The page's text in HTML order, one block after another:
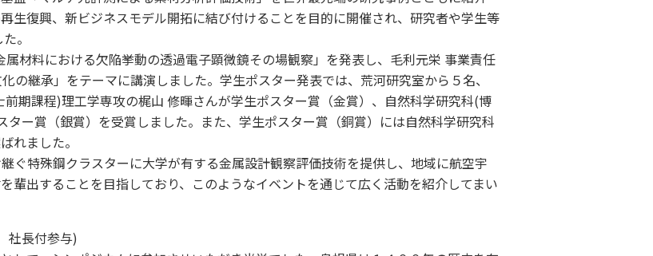
生復興、新ビジネスモデル開拓に結び付けることを目的に開催され、研究者や学生等
。
材料における欠陥挙動の透過電子顕微鏡その場観察」を発表し、毛利元栄 事業責任
の継承」をテーマに講演しました。学生ポスター発表では、荒河研究室から５名、
期課程)理工学専攻の梶山 修暉さんが学生ポスター賞（金賞）、自然科学研究科(博
ー賞（銀賞）を受賞しました。また、学生ポスター賞（銅賞）には自然科学研究科
れました。
ぐ特殊鋼クラスターに大学が有する金属設計観察評価技術を提供し、地域に航空宇
輩出することを目指しており、このようなイベントを通じて広く活動を紹介してまい
社長付参与)